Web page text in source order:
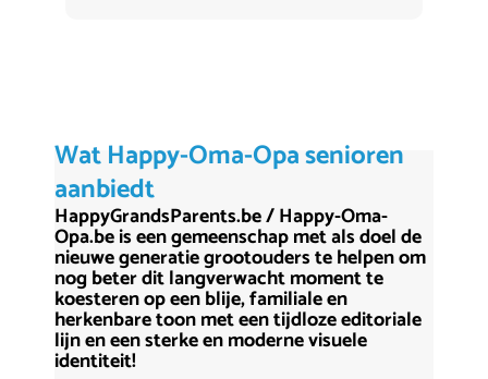
Wat Happy-Oma-Opa senioren
aanbiedt
HappyGrandsParents.be / Happy-Oma-
Opa.be is een gemeenschap met als doel de
nieuwe generatie grootouders te helpen om
nog beter dit langverwacht moment te
koesteren op een blije, familiale en
herkenbare toon met een tijdloze editoriale
lijn en een sterke en moderne visuele
identiteit!